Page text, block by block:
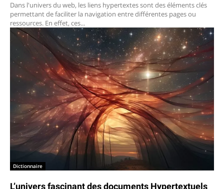
Dans l'univers du web, les liens hypertextes sont des éléments clés
permettant de faciliter la navigation entre différentes pages ou
ressources. En effet, ces...
Dictionnaire
L’univers fascinant des documents Hypertextuels